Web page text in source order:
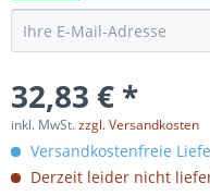
32,83 € *
inkl. MwSt.zzgl. Versandkosten
Versandkostenfreie
Derzeit leider nicht